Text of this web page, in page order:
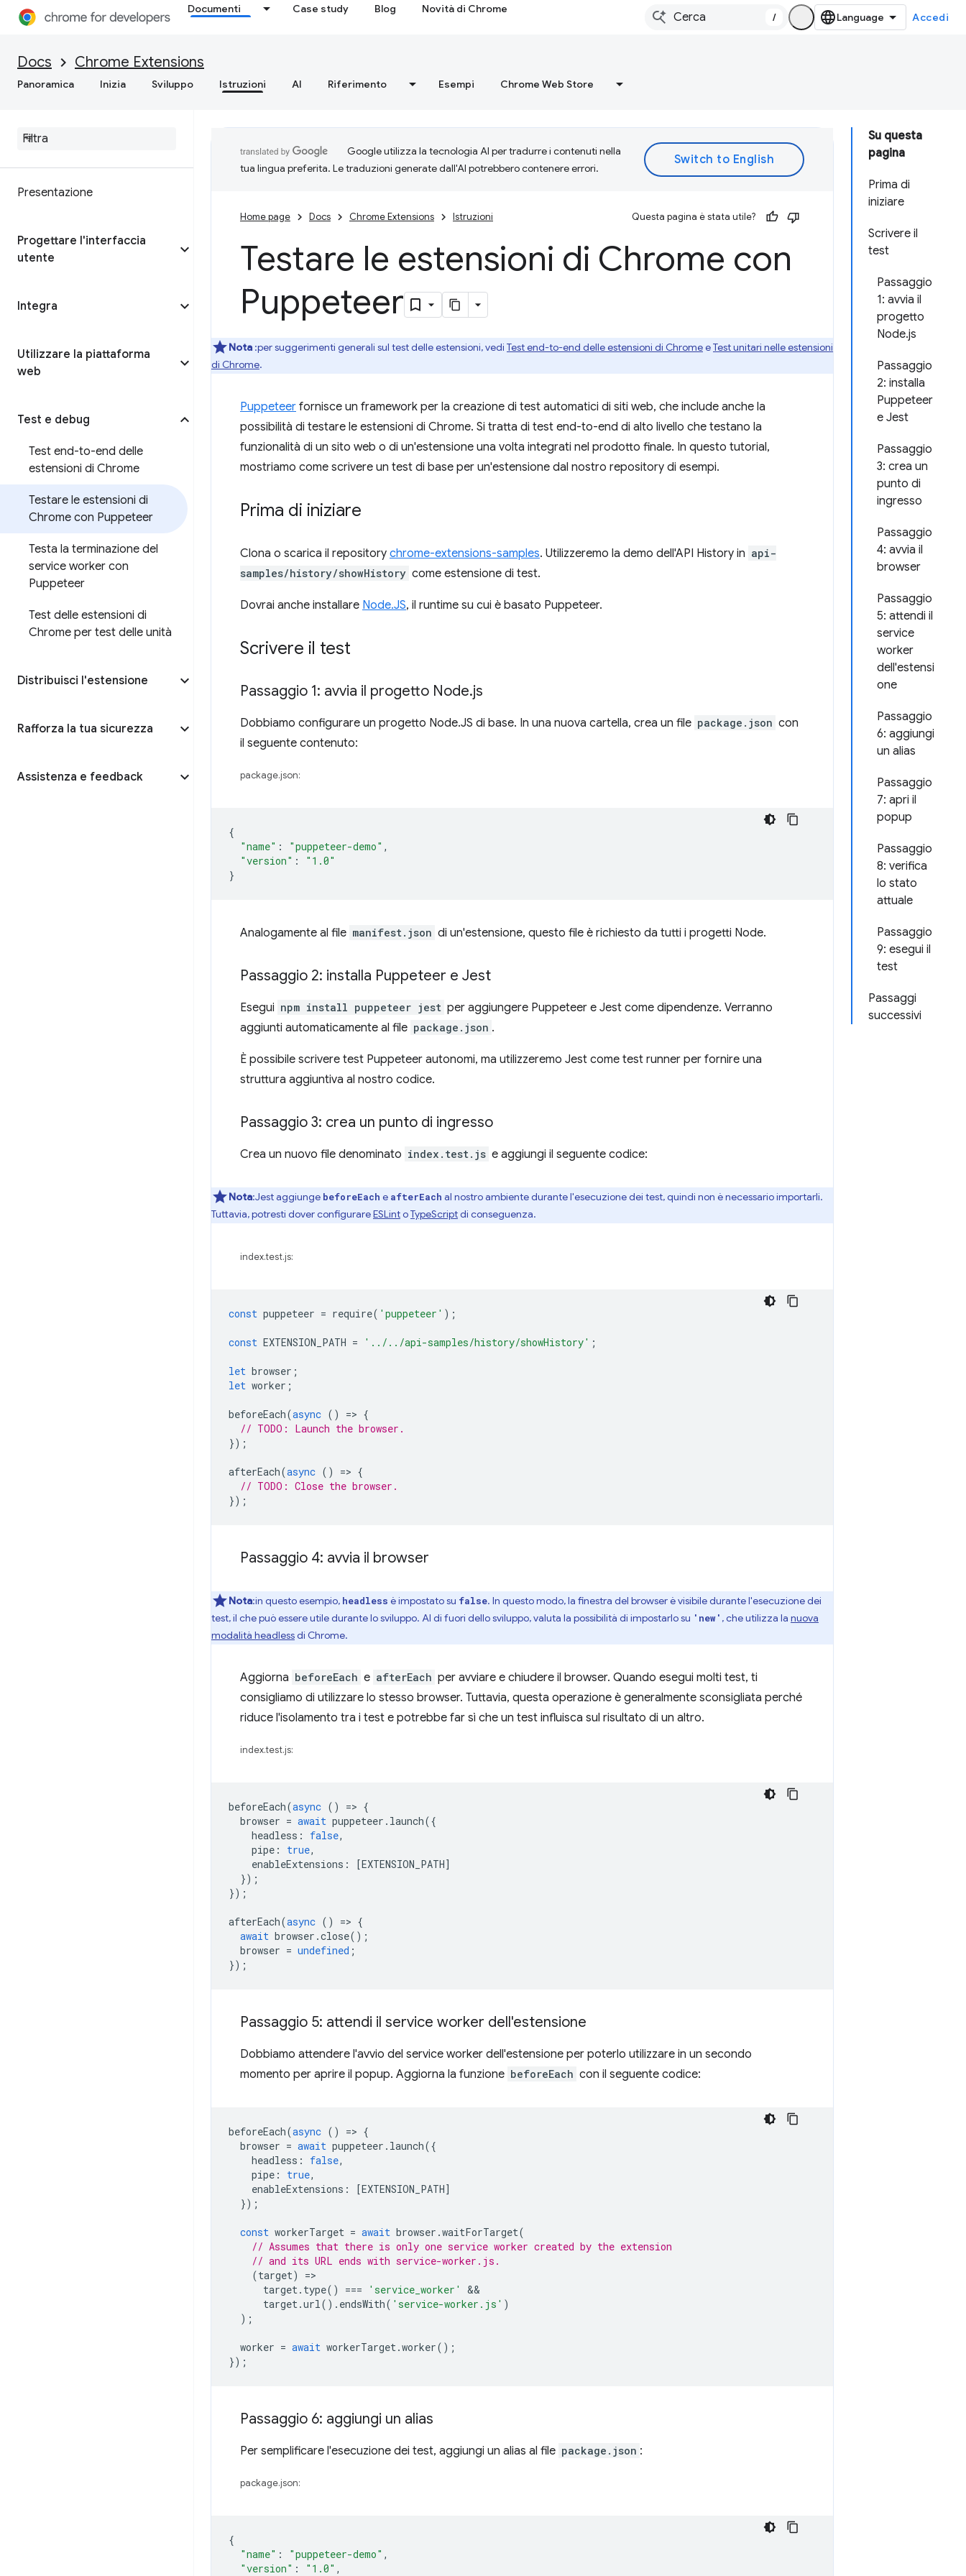
Documenti Case study Blog Novità di Chrome
/ Accedi
Docs Chrome Extensions
Panoramica Inizia Sviluppo Istruzioni AI Riferimento Esempi Chrome Web Store
Presentazione
Progettare l'interfaccia
utente
Integra
Utilizzare la piattaforma
web
Test e debug
Test end-to-end delle
estensioni di Chrome
Testare le estensioni di
Chrome con Puppeteer
Testa la terminazione del
service worker con
Puppeteer
Test delle estensioni di
Chrome per test delle unità
Distribuisci l'estensione
Rafforza la tua sicurezza
Assistenza e feedback
Su questa
pagina
Prima di
iniziare
Scrivere il
test
Passaggio
1: avvia il
progetto
Node.js
Passaggio
2: installa
Puppeteer
e Jest
Passaggio
3: crea un
punto di
ingresso
Passaggio
4: avvia il
browser
Passaggio
5: attendi il
service
worker
dell'estensi
one
Passaggio
6: aggiungi
un alias
Passaggio
7: apri il
popup
Passaggio
8: verifica
lo stato
attuale
Passaggio
9: esegui il
test
Passaggi
successivi
Google utilizza la tecnologia AI per tradurre i contenuti nella
tua lingua preferita. Le traduzioni generate dall'AI potrebbero contenere errori.
Home page Docs Chrome Extensions Istruzioni Questa pagina è stata utile?
Testare le estensioni di Chrome con
Puppeteer
Nota :per suggerimenti generali sul test delle estensioni, vedi Test end-to-end delle estensioni di ChromeeTest unitari nelle estensioni
di Chrome.
Puppeteer fornisce un framework per la creazione di test automatici di siti web, che include anche la
possibilità di testare le estensioni di Chrome. Si tratta di test end-to-end di alto livello che testano la
funzionalità di un sito web o di un'estensione una volta integrati nel prodotto finale. In questo tutorial,
mostriamo come scrivere un test di base per un'estensione dal nostro repository di esempi.
Prima di iniziare
Clona o scarica il repository chrome-extensions-samples. Utilizzeremo la demo dell'API History in api-
samples/history/showHistory come estensione di test.
Dovrai anche installare Node.JS, il runtime su cui è basato Puppeteer.
Scrivere il test
Passaggio 1: avvia il progetto Node.js
Dobbiamo configurare un progetto Node.JS di base. In una nuova cartella, crea un file package.json con
il seguente contenuto:
package.json:
{
"name" : "puppeteer-demo" ,
"version" :
"1.0"
}
Analogamente al file manifest.json di un'estensione, questo file è richiesto da tutti i progetti Node.
Passaggio 2: installa Puppeteer e Jest
Esegui npm install puppeteer jest per aggiungere Puppeteer e Jest come dipendenze. Verranno
aggiunti automaticamente al file package.json .
È possibile scrivere test Puppeteer autonomi, ma utilizzeremo Jest come test runner per fornire una
struttura aggiuntiva al nostro codice.
Passaggio 3: crea un punto di ingresso
Crea un nuovo file denominato index.test.js e aggiungi il seguente codice:
Nota:Jest aggiunge beforeEach e afterEach al nostro ambiente durante l'esecuzione dei test, quindi non è necessario importarli.
Tuttavia, potresti dover configurareESLintoTypeScriptdi conseguenza.
index.test.js:
const puppeteer = require( 'puppeteer' );
const EXTENSION_PATH = '../../api-samples/history/showHistory' ;
let browser ;
let worker ;
beforeEach(async () => {
// TODO: Launch the browser.
});
afterEach(async () => {
// TODO: Close the browser.
});
Passaggio 4: avvia il browser
Nota:in questo esempio, headless è impostato su false. In questo modo, la finestra del browser è visibile durante l'esecuzione dei
test, il che può essere utile durante lo sviluppo. Al di fuori dello sviluppo, valuta la possibilità di impostarlo su 'new' , che utilizza la nuova
modalità headlessdi Chrome.
Aggiorna beforeEach e afterEach per avviare e chiudere il browser. Quando esegui molti test, ti
consigliamo di utilizzare lo stesso browser. Tuttavia, questa operazione è generalmente sconsigliata perché
riduce l'isolamento tra i test e potrebbe far sì che un test influisca sul risultato di un altro.
index.test.js:
beforeEach(async () => {
browser = await puppeteer . launch({
headless : false,
pipe : true,
enableExtensions : [EXTENSION_PATH]
});
});
afterEach(async () => {
await browser .close();
browser = undefined ;
});
Passaggio 5: attendi il service worker dell'estensione
Dobbiamo attendere l'avvio del service worker dell'estensione per poterlo utilizzare in un secondo
momento per aprire il popup. Aggiorna la funzione beforeEach con il seguente codice:
beforeEach(async () => {
browser = await puppeteer . launch({
headless : false,
pipe : true,
enableExtensions : [EXTENSION_PATH]
});
const workerTarget = await browser .waitForTarget(
// Assumes that there is only one service worker created by the extension
// and its URL ends with service-worker.js.
(target) =
target. type() === 'service_worker'
target.url(). endsWith( 'service-worker.js' )
);
worker = await workerTarget.worker();
});
Passaggio 6: aggiungi un alias
Per semplificare l'esecuzione dei test, aggiungi un alias al file package.json :
package.json:
{
"name" : "puppeteer-demo" ,
"version" : "1.0" ,